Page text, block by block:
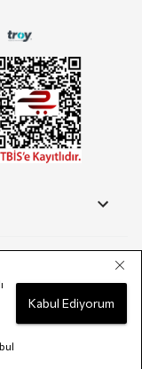
Kabul Ediyorum